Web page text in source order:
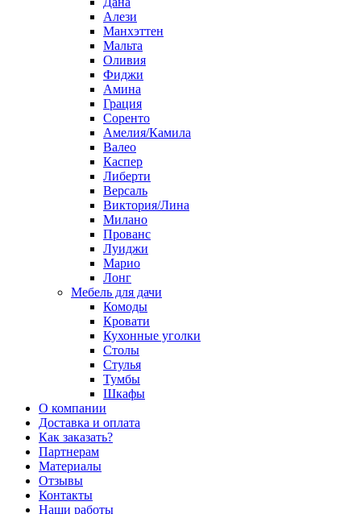
Алези
Манхэттен
Мальта
Оливия
Фиджи
Амина
Грация
Соренто
Амелия/Камила
Валео
Каспер
Либерти
Версаль
Виктория/Лина
Милано
Прованс
Луиджи
Марио
Лонг
Мебель для дачи
Комоды
Кровати
Кухонные уголки
Столы
Стулья
Тумбы
Шкафы
О компании
Доставка и оплата
Как заказать?
Партнерам
Материалы
Отзывы
Контакты
Наши работы